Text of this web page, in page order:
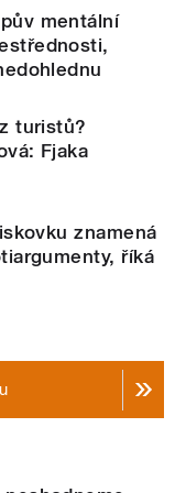
mentální
turistů?
Fjaka
znamená
říká